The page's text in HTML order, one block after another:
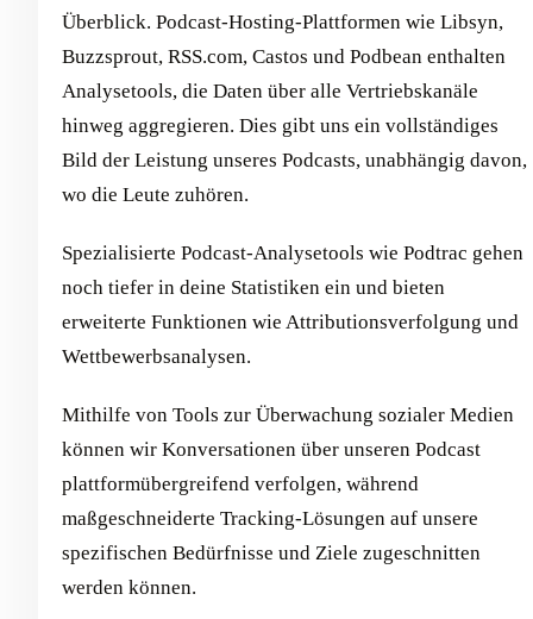
Überblick. Podcast-Hosting-Plattformen wie Libsyn,
Buzzsprout, RSS.com, Castos und Podbean enthalten
Analysetools, die Daten über alle Vertriebskanäle
hinweg aggregieren. Dies gibt uns ein vollständiges
Bild der Leistung unseres Podcasts, unabhängig davon,
wo die Leute zuhören.
Spezialisierte Podcast-Analysetools wie Podtrac gehen
noch tiefer in deine Statistiken ein und bieten
erweiterte Funktionen wie Attributionsverfolgung und
Wettbewerbsanalysen.
Mithilfe von Tools zur Überwachung sozialer Medien
können wir Konversationen über unseren Podcast
plattformübergreifend verfolgen, während
maßgeschneiderte Tracking-Lösungen auf unsere
spezifischen Bedürfnisse und Ziele zugeschnitten
werden können.